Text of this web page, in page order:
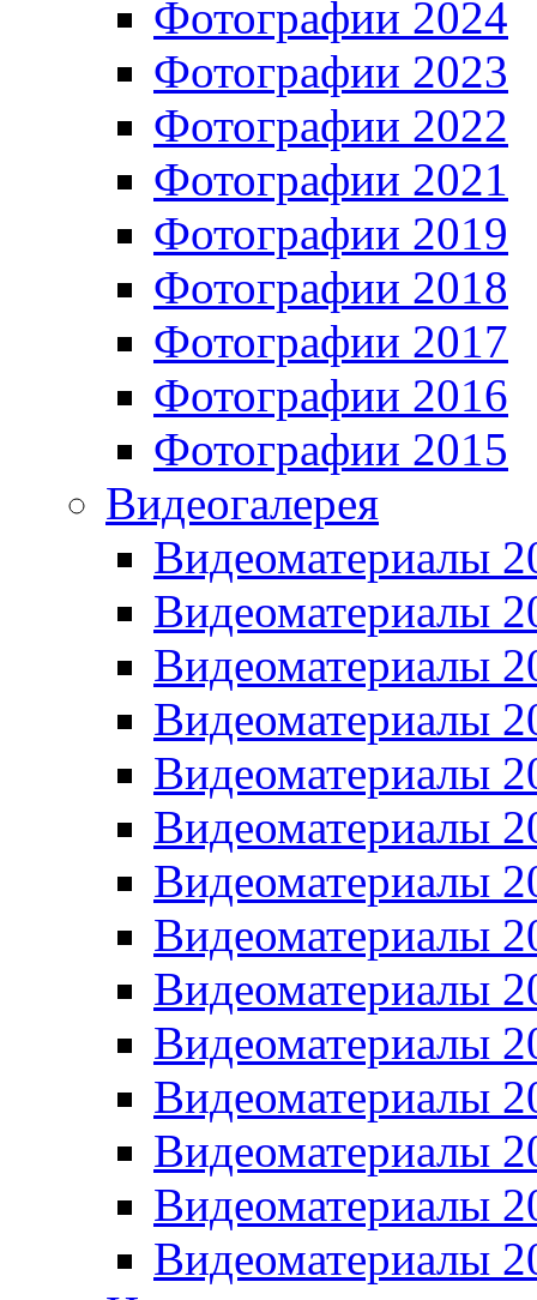
Фотографии 2024
Фотографии 2023
Фотографии 2022
Фотографии 2021
Фотографии 2019
Фотографии 2018
Фотографии 2017
Фотографии 2016
Фотографии 2015
Видеогалерея
Видеоматериалы
Видеоматериалы
Видеоматериалы
Видеоматериалы
Видеоматериалы
Видеоматериалы
Видеоматериалы
Видеоматериалы
Видеоматериалы
Видеоматериалы
Видеоматериалы
Видеоматериалы
Видеоматериалы
Видеоматериалы